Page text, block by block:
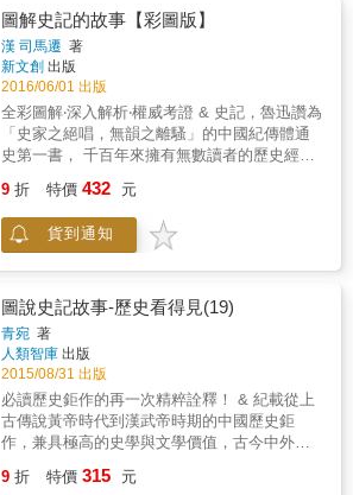
一個人會否一蹶不振的關鍵。 面對社會中的烏
煙瘴氣，除了整日義憤填膺先氣死自己，還可
以看看張良如何安然淡定，做為王者師、發揮
讀書人最大的價值。 跟著薛仁明讀《史記》，
成王敗寇之間，打天下的道理竟與為人處世的
門道件件相通；原本散盡家財只為刺殺秦王、
面對黃石公的刁難氣得想暴打對方的毛頭小子
張良，最終洗盡驕氣變得從容；喜歡捉弄他
人，參加宴會時沒帶禮金也大剌剌謊報數字，
大的韌性與能量&hellip;&hellip;一個個古人讀來
與我們如此親近，而面對生活的智慧與勇氣，
亦似遠實近。 本書特色 ★&& &集結薛仁明於
台北書院開講，廣受歡迎的《史記》課課程部
分內容，並收錄薛老師與學員間彼此激盪的問
答對談。內容活潑，絕對是別開生面、令人意
想不到的「史記課」。 ★&& &原文講解平易近
人而不拘泥字句，並將史事與時事結合，古今
對照，更顯出讀史鑑往知來的深度。
圖解史記的故事【彩圖版】
漢 司馬遷 著
新文創 出版
2016/06/01 出版
全彩圖解‧深入解析‧權威考證 & 史記，魯迅讚為
「史家之絕唱，無韻之離騷」的中國紀傳體通
史第一書， 千百年來擁有無數讀者的歷史經典
& 廣受歷代政治家、文學家、歷史學家、知名
學者推崇的曠世奇書。 《史記》作者司馬遷運
用精彩優美的文字，將歷史和文學完美的融為
文學等，都有深遠的影響。。 本書收錄《史
記》中的精采故事和個中精髓， 加上精彩的點
評和解讀， 讓讀者在閱讀中，能充分體會古
籍，並感悟人生。 & ★綜論古籍 《史記》是中
國第一部紀傳體通史著作。上起黃帝，下迄漢
武帝，記述3000多年的歷史，詳細記載戰國、
秦、漢的帝王將相更迭和人民生活方式。 ★精
采圖說 本書精選百幅精美圖片和古畫，加入圖
解說明，搭配一目了然的編排，幫助所有讀者
9 折 特價 432 元
貨到通知
圖說史記故事-歷史看得見(19)
青宛 著
人類智庫 出版
2015/08/31 出版
必讀歷史鉅作的再一次精粹詮釋！ & 紀載從上
古傳說黃帝時代到漢武帝時期的中國歷史鉅
作，兼具極高的史學與文學價值，古今中外備
籍。 依循史記原著歷史脈絡，節選集結精彩故
9 折 特價 315 元